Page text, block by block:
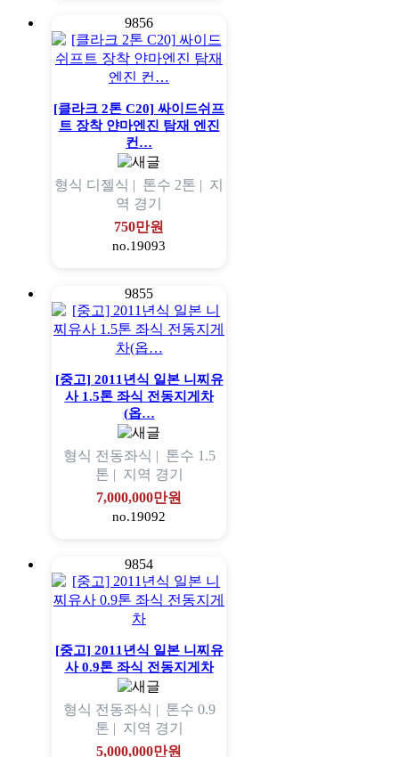
9856
[클라크 2톤 C20] 싸이드쉬프
트 장착 얀마엔진 탐재 엔진
컨…
형식 디젤식 | 톤수 2톤 | 지
역 경기
750만원
no.19093
9855
[중고] 2011년식 일본 니찌유
사 1.5톤 좌식 전동지게차
(옵…
형식 전동좌식 | 톤수 1.5
톤 | 지역 경기
7,000,000만원
no.19092
9854
[중고] 2011년식 일본 니찌유
사 0.9톤 좌식 전동지게차
형식 전동좌식 | 톤수 0.9
톤 | 지역 경기
5,000,000만원